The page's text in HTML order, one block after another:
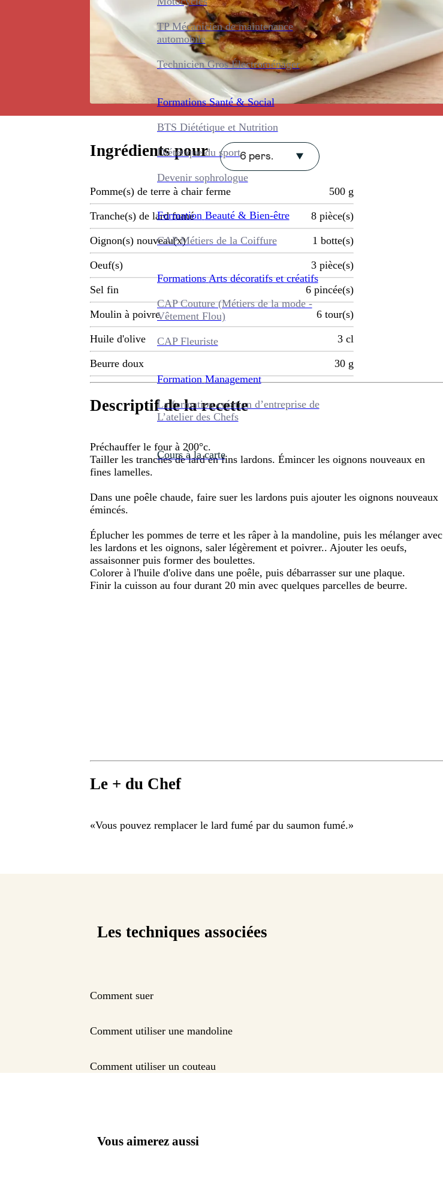
TP Mécanicien de maintenance
automobile
Technicien Gros Électroménager
Formations Santé & Social
BTS Diététique et Nutrition
Diététique du sport
Devenir sophrologue
Formation Beauté & Bien-être
CAP Métiers de la Coiffure
Formations Arts décoratifs et créatifs
CAP Couture (Métiers de la mode -
Vêtement Flou)
CAP Fleuriste
Formation Management
La formation création d’entreprise de
L’atelier des Chefs
Cours à la carte
Ingrédients pour 6 pers.
Pomme(s) de terre à chair ferme 500 g
Tranche(s) de lard fumé 8 pièce(s)
Oignon(s) nouveau(x) 1 botte(s)
Oeuf(s) 3 pièce(s)
Sel fin 6 pincée(s)
Moulin à poivre 6 tour(s)
Huile d'olive 3 cl
Beurre doux 30 g
Descriptif de la recette
Préchauffer le four à 200°c.
Tailler les tranches de lard en fins lardons. Émincer les oignons nouveaux en
fines lamelles.
Dans une poêle chaude, faire suer les lardons puis ajouter les oignons nouveaux
émincés.
Éplucher les pommes de terre et les râper à la mandoline, puis les mélanger avec
les lardons et les oignons, saler légèrement et poivrer.. Ajouter les oeufs,
assaisonner puis former des boulettes.
Colorer à l'huile d'olive dans une poêle, puis débarrasser sur une plaque.
Finir la cuisson au four durant 20 min avec quelques parcelles de beurre.
Le + du Chef
«Vous pouvez remplacer le lard fumé par du saumon fumé.»
Les techniques associées
Comment suer
Comment utiliser une mandoline
Comment utiliser un couteau
Vous aimerez aussi